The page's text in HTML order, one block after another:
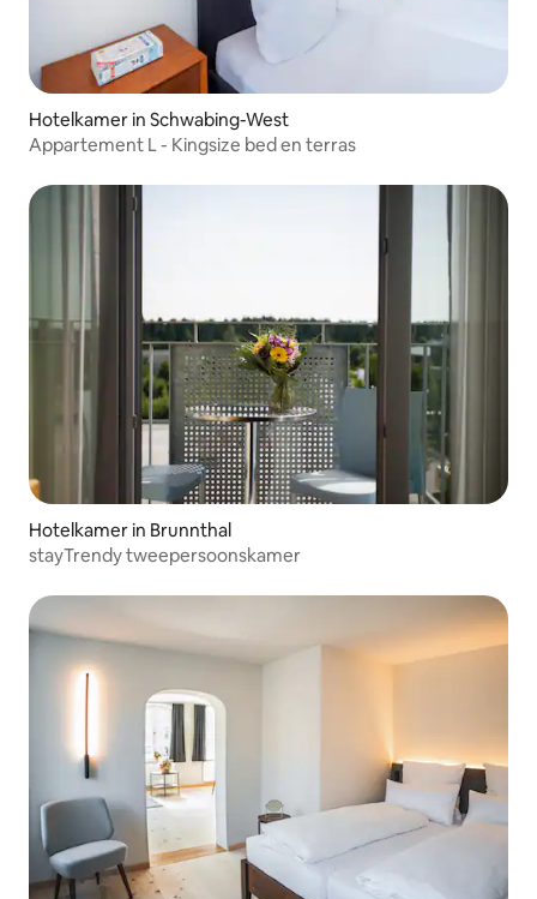
Hotelkamer in Schwabing-West
Appartement L - Kingsize bed en terras
Hotelkamer in Brunnthal
stayTrendy tweepersoonskamer